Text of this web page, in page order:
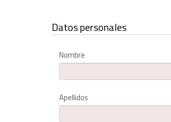
Datos personales
Nombre
Apellidos